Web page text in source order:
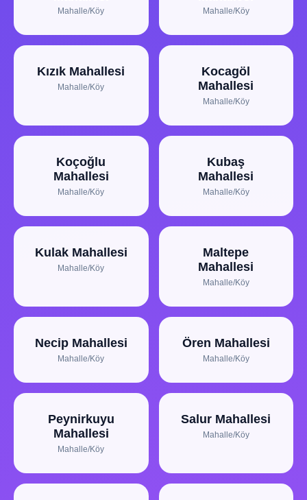
Mahalle/Köy Mahalle/Köy
Kızık Mahallesi
Mahalle/Köy
Kocagöl
Mahallesi
Mahalle/Köy
Koçoğlu
Mahallesi
Mahalle/Köy
Kubaş
Mahallesi
Mahalle/Köy
Kulak Mahallesi
Mahalle/Köy
Maltepe
Mahallesi
Mahalle/Köy
Necip Mahallesi
Mahalle/Köy
Ören Mahallesi
Mahalle/Köy
Peynirkuyu
Mahallesi
Mahalle/Köy
Salur Mahallesi
Mahalle/Köy